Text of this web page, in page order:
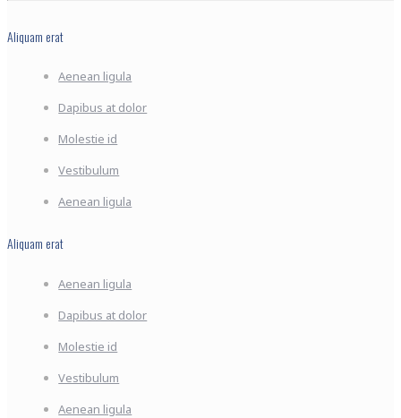
Aliquam erat
Aenean ligula
Dapibus at dolor
Molestie id
Vestibulum
Aenean ligula
Aliquam erat
Aenean ligula
Dapibus at dolor
Molestie id
Vestibulum
Aenean ligula